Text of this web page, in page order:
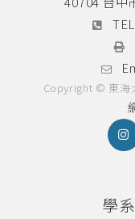
TEL
Copyright © 東海
學